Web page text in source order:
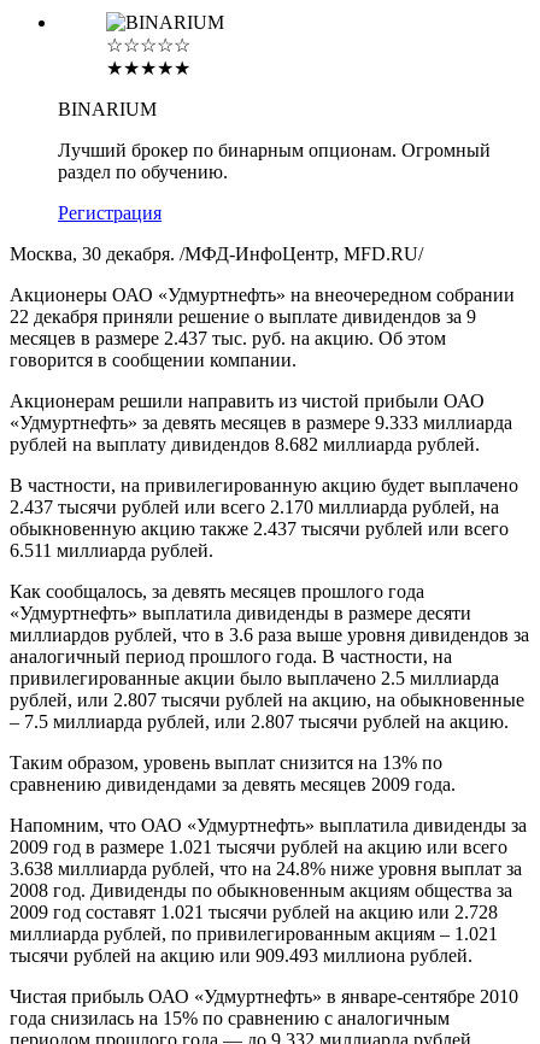
☆☆☆☆☆
★★★★★
BINARIUM
Лучший брокер по бинарным опционам. Огромный
раздел по обучению.
Регистрация
Москва, 30 декабря. /МФД-ИнфоЦентр, MFD.RU/
Акционеры ОАО «Удмуртнефть» на внеочередном собрании
22 декабря приняли решение о выплате дивидендов за 9
месяцев в размере 2.437 тыс. руб. на акцию. Об этом
говорится в сообщении компании.
Акционерам решили направить из чистой прибыли ОАО
«Удмуртнефть» за девять месяцев в размере 9.333 миллиарда
рублей на выплату дивидендов 8.682 миллиарда рублей.
В частности, на привилегированную акцию будет выплачено
2.437 тысячи рублей или всего 2.170 миллиарда рублей, на
обыкновенную акцию также 2.437 тысячи рублей или всего
6.511 миллиарда рублей.
Как сообщалось, за девять месяцев прошлого года
«Удмуртнефть» выплатила дивиденды в размере десяти
миллиардов рублей, что в 3.6 раза выше уровня дивидендов за
аналогичный период прошлого года. В частности, на
привилегированные акции было выплачено 2.5 миллиарда
рублей, или 2.807 тысячи рублей на акцию, на обыкновенные
– 7.5 миллиарда рублей, или 2.807 тысячи рублей на акцию.
Таким образом, уровень выплат снизится на 13% по
сравнению дивидендами за девять месяцев 2009 года.
Напомним, что ОАО «Удмуртнефть» выплатила дивиденды за
2009 год в размере 1.021 тысячи рублей на акцию или всего
3.638 миллиарда рублей, что на 24.8% ниже уровня выплат за
2008 год. Дивиденды по обыкновенным акциям общества за
2009 год составят 1.021 тысячи рублей на акцию или 2.728
миллиарда рублей, по привилегированным акциям – 1.021
тысячи рублей на акцию или 909.493 миллиона рублей.
Чистая прибыль ОАО «Удмуртнефть» в январе-сентябре 2010
года снизилась на 15% по сравнению с аналогичным